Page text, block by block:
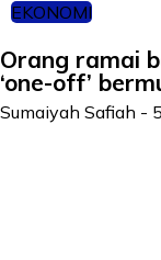
EKONOMI
Orang ramai
‘one-off’
Sumaiyah Safiah -